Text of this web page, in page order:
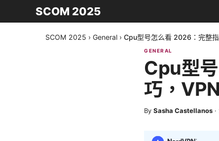
SCOM 2025
SCOM 2025 › General › Cpu型号怎么看 2026：完整
GENERAL
Cpu型
巧，
By Sasha Castellanos ·